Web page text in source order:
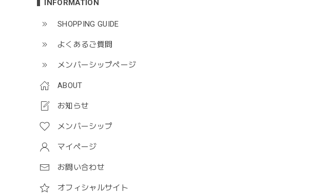
INFORMATION
SHOPPING GUIDE
よくあるご質問
メンバーシップページ
ABOUT
お知らせ
メンバーシップ
マイページ
お問い合わせ
オフィシャルサイト